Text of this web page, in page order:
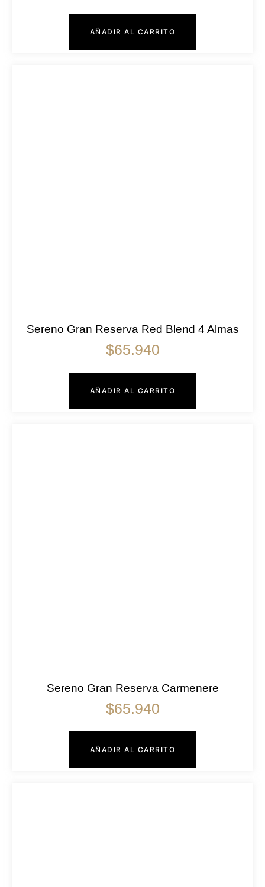
AÑADIR AL CARRITO
Sereno Gran Reserva Red Blend 4 Almas
$65.940
AÑADIR AL CARRITO
Sereno Gran Reserva Carmenere
$65.940
AÑADIR AL CARRITO